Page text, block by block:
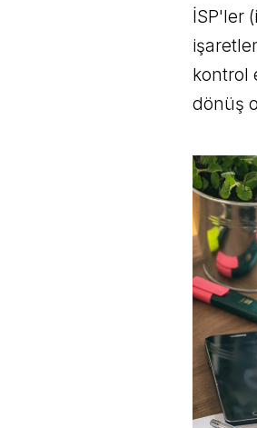
İSP'ler
kontrol
dönüş